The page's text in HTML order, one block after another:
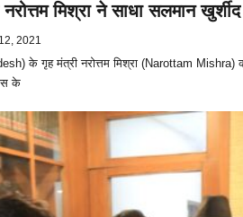
मिश्रा ने साधा सलमान
2021
के गृह मंत्री नरोत्तम मिश्रा (Narottam
के